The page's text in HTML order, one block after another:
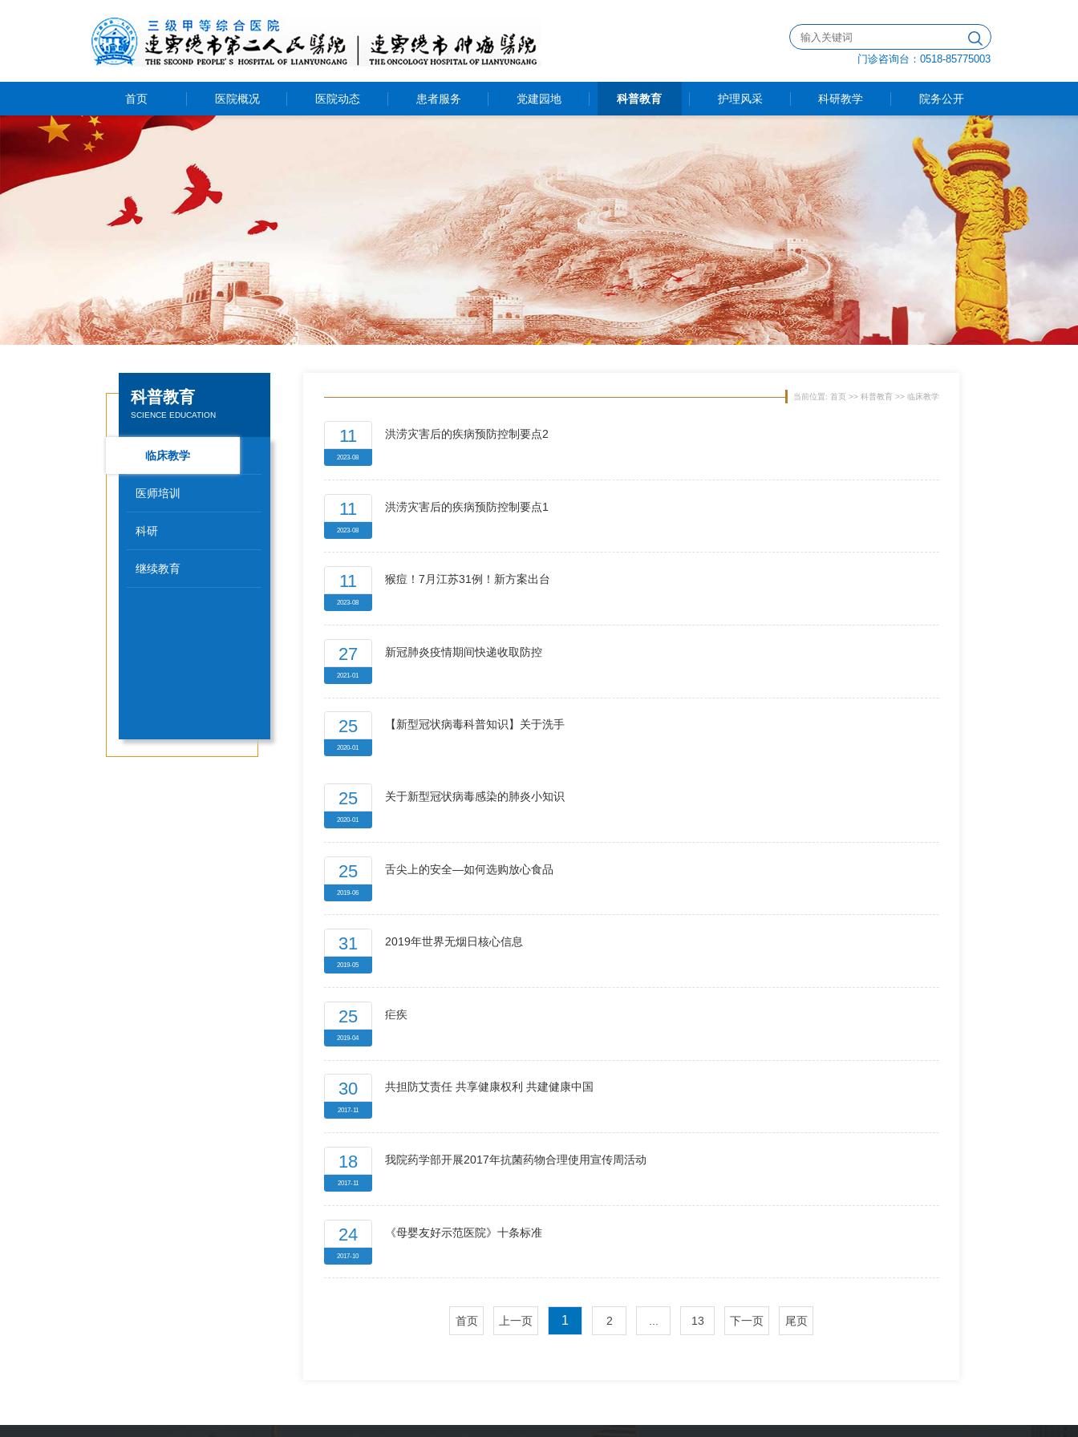
门诊咨询台：0518-85775003
首页 医院概况 医院动态 患者服务 党建园地 科普教育 护理风采 科研教学 院务公开
科普教育
SCIENCE EDUCATION
临床教学
医师培训
科研
继续教育
当前位置: 首页 >> 科普教育 >> 临床教学
11
2023-08
洪涝灾害后的疾病预防控制要点2
11
2023-08
洪涝灾害后的疾病预防控制要点1
11
2023-08
猴痘！7月江苏31例！新方案出台
27
2021-01
新冠肺炎疫情期间快递收取防控
25
2020-01
【新型冠状病毒科普知识】关于洗手
25
2020-01
关于新型冠状病毒感染的肺炎小知识
25
2019-06
舌尖上的安全—如何选购放心食品
31
2019-05
2019年世界无烟日核心信息
25
2019-04
疟疾
30
2017-11
共担防艾责任 共享健康权利 共建健康中国
18
2017-11
我院药学部开展2017年抗菌药物合理使用宣传周活动
24
2017-10
《母婴友好示范医院》十条标准
首页 上一页 1 2 ... 13 下一页 尾页